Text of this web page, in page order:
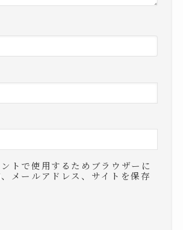
トで使用するためブラウザーに
メールアドレス、サイトを保存